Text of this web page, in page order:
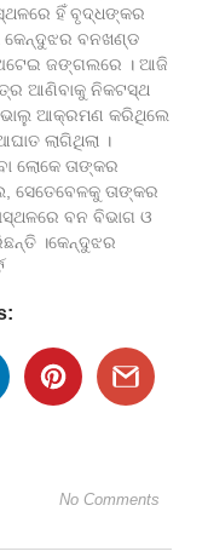
ହିଁ ବୃଦ୍ଧଙ୍କର
କେନ୍ଦୁଝର ବନଖଣ୍ଡ
ଜଙ୍ଗଲରେ । ଆଜି
ଆଣିବାକୁ ନିକଟସ୍ଥ
ଭାଲୁ ଆକ୍ରମଣ କରିଥିଲେ
ଲାଗିଥିଲା ।
ଲୋକେ ତାଙ୍କର
ସେତେବେଳକୁ ତାଙ୍କର
ବନ ବିଭାଗ ଓ
।କେନ୍ଦୁଝର
No Comments